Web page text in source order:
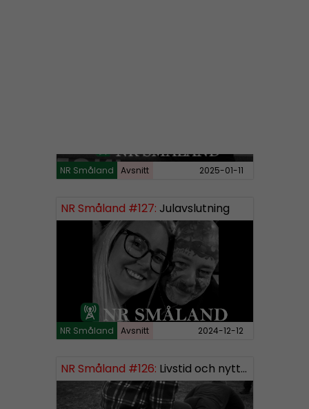
NR Småland Avsnitt 2025-01-11
NR Småland #127: Julavslutning
NR Småland Avsnitt 2024-12-12
NR Småland #126: Livstid och nytt segment